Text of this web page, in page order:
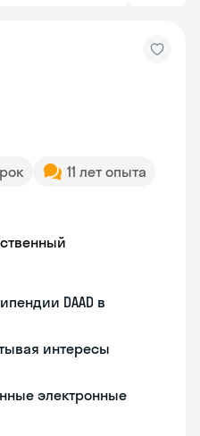
11 лет опыта
DAAD в
интересы
электронные